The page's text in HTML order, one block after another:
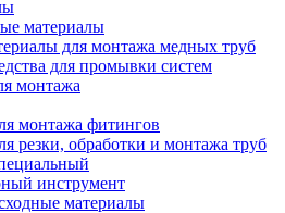
материалы
для монтажа медных труб
для промывки систем
монтажа
монтажа фитингов
резки, обработки и монтажа труб
инструмент
материалы